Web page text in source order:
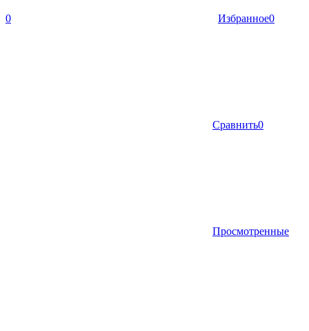
0 Избранное0
Сравнить0
Просмотренные